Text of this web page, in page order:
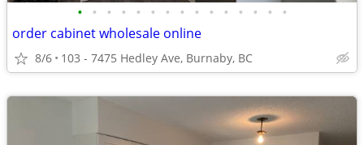
• • • • • • • • • • • • • • •
order cabinet wholesale online
8/6 103 - 7475 Hedley Ave, Burnaby, BC